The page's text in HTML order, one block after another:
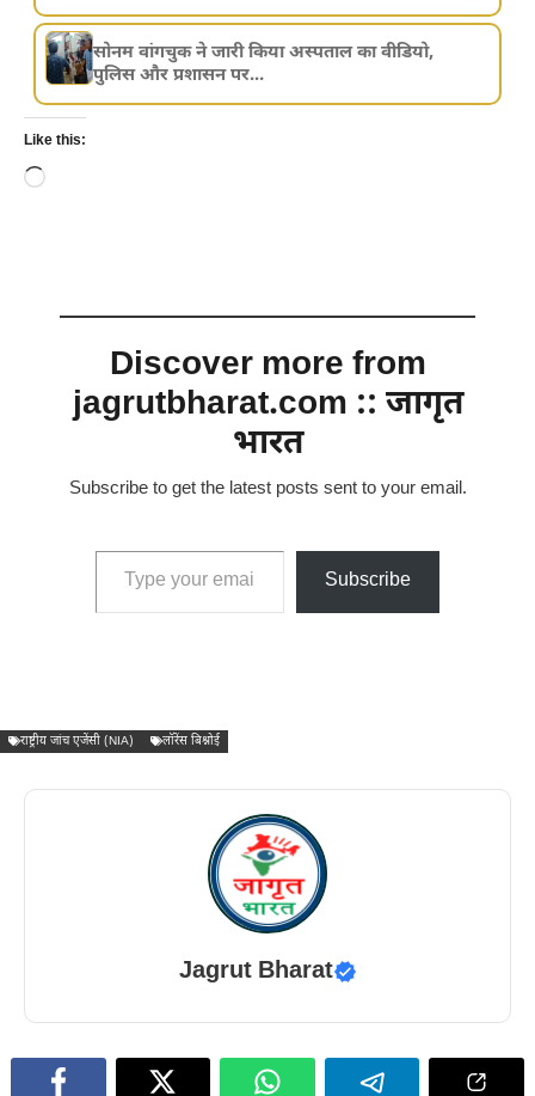
सोनम वांगचुक ने जारी किया अस्पताल का वीडियो,
पुलिस और प्रशासन पर...
Like this:
Loading…
Discover more from
jagrutbharat.com :: जागृत
भारत
Subscribe to get the latest posts sent to your email.
Type your email…
Subscribe
राष्ट्रीय जांच एजेंसी (NIA) लॉरेंस बिश्नोई
Jagrut Bharat